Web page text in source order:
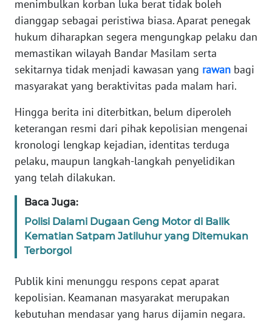
menimbulkan korban luka berat tidak boleh
dianggap sebagai peristiwa biasa. Aparat penegak
hukum diharapkan segera mengungkap pelaku dan
memastikan wilayah Bandar Masilam serta
sekitarnya tidak menjadi kawasan yang rawan bagi
masyarakat yang beraktivitas pada malam hari.
Hingga berita ini diterbitkan, belum diperoleh
keterangan resmi dari pihak kepolisian mengenai
kronologi lengkap kejadian, identitas terduga
pelaku, maupun langkah-langkah penyelidikan
yang telah dilakukan.
Baca Juga:
Polisi Dalami Dugaan Geng Motor di Balik
Kematian Satpam Jatiluhur yang Ditemukan
Terborgol
Publik kini menunggu respons cepat aparat
kepolisian. Keamanan masyarakat merupakan
kebutuhan mendasar yang harus dijamin negara.
WN
KALTARA
WN
KALSEL
WN
KALTIM
WN
SULSEL
WN
GORONTALO
WN
WN
MALUKU